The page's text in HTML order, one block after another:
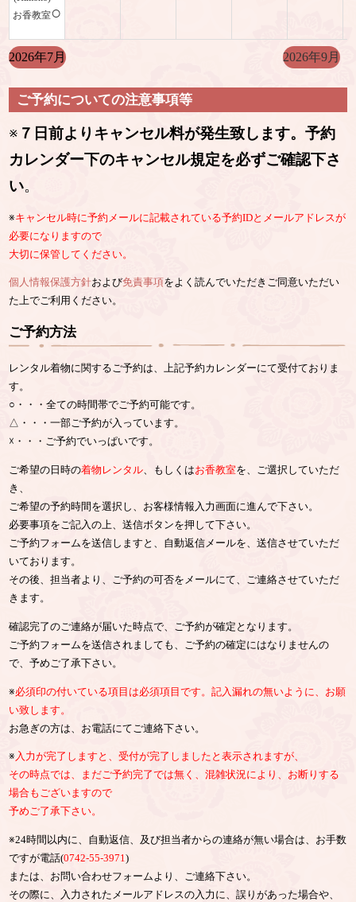
お香教室○
2026年7月 2026年9月
ご予約についての注意事項等
※ ７日前よりキャンセル料が発生致します。予約
カレンダー下のキャンセル規定を必ずご確認下さ
い。
※キャンセル時に予約メールに記載されている予約IDとメールアドレスが
必要になりますので
大切に保管してください。
個人情報保護方針および免責事項をよく読んでいただきご同意いただい
た上でご利用ください。
ご予約方法
レンタル着物に関するご予約は、上記予約カレンダーにて受付ておりま
す。
○・・・全ての時間帯でご予約可能です。
△・・・一部ご予約が入っています。
☓・・・ご予約でいっぱいです。
ご希望の日時の着物レンタル、もしくはお香教室を、ご選択していただ
き、
ご希望の予約時間を選択し、お客様情報入力画面に進んで下さい。
必要事項をご記入の上、送信ボタンを押して下さい。
ご予約フォームを送信しますと、自動返信メールを、送信させていただ
いております。
その後、担当者より、ご予約の可否をメールにて、ご連絡させていただ
きます。
確認完了のご連絡が届いた時点で、ご予約が確定となります。
ご予約フォームを送信されましても、ご予約の確定にはなりませんの
で、予めご了承下さい。
※必須印の付いている項目は必須項目です。記入漏れの無いように、お願
い致します。
お急ぎの方は、お電話にてご連絡下さい。
※ 入力が完了しますと、受付が完了しましたと表示されますが、
その時点では、まだご予約完了では無く、混雑状況により、お断りする
場合もございますので
予めご了承下さい。
※24時間以内に、自動返信、及び担当者からの連絡が無い場合は、お手数
ですが電話(0742-55-3971)
または、お問い合わせフォームより、ご連絡下さい。
その際に、入力されたメールアドレスの入力に、誤りがあった場合や、